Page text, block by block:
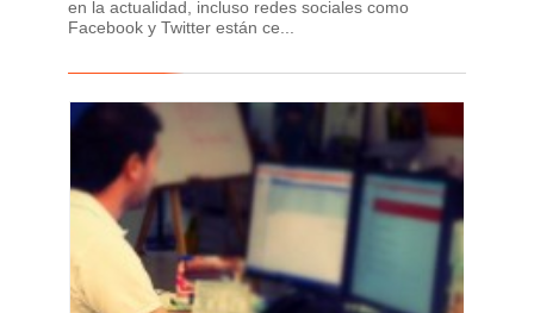
en la actualidad, incluso redes sociales como
Facebook y Twitter están ce...